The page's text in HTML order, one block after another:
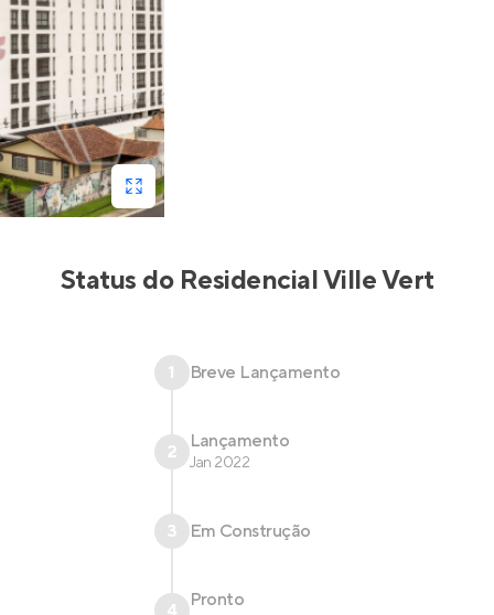
Status do Residencial Ville Vert
1 Breve Lançamento
2 Lançamento
Jan 2022
3 Em Construção
4 Pronto